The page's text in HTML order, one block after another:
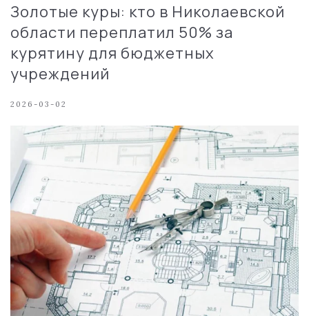
Золотые куры: кто в Николаевской
области переплатил 50% за
курятину для бюджетных
учреждений
2026-03-02